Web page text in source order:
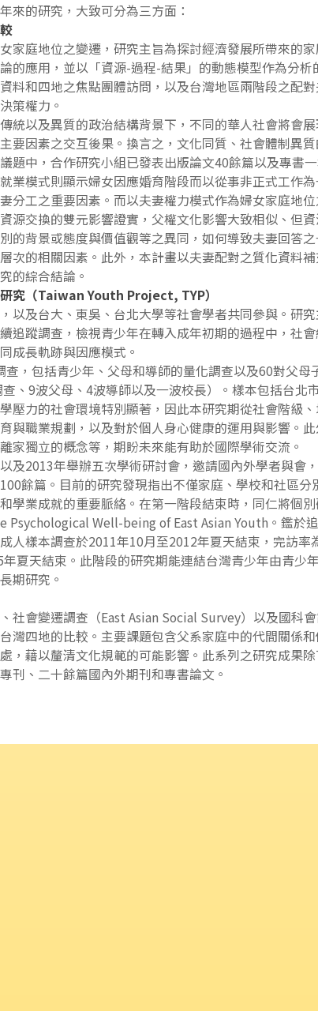
來的研究，大致可分為三方面：
家庭地位之變遷，研究主旨為探討經濟發展所帶來的
的應用，並以「資源-過程-結果」的動態模型作為分
料和四地之焦點團體訪問，以及台灣地區兩階段之配
策權力。
統以及異質的政治結構背景下，不同的華人社會將會
要因素之交互後果。換言之，文化同質、社會體制異
題中，合作研究小組已發表出版論文40餘篇以及專書
業模式則顯示婦女因應婚育階段而以從事非正式工作
分工之重要因素。而以夫妻權力模式作為婦女家庭地
源交換的雙元影響證實，父權文化影響大致相似、但
的背景或態度與價值觀等之異同，如何導致夫妻回答
次的相關因素。此外，本計畫以夫妻配對之質化資料
的綜合結論。
究（Taiwan Youth Project, TYP）
以及台大、東吳、台北大學等社會學者共同參與。研
追蹤調查，檢視青少年在轉入成年初期的過程中，社
成長軌跡與因應模式。
，包括青少年、父母和導師的量化調查以及60對父
、9波父母、4波導師以及一波校長）。樣本包括台北
壓力的社會環境特別顯著，因此本研究期從社會階級
與職業規劃，以及對於個人身心健康的運用與影響。
家獨立的概念等，期盼未來能有助於國際學術交流。
及2013年舉辦五次學術研討會，邀請國內外學者與會
餘篇。目前的研究發現指出不僅家庭、學校和社區
學業成就的重要脈絡。在第一階段結束時，同仁將個
Psychological Well-being of East Asian Youth。鑑於
人樣本調查於2011年10月至2012年夏天結束，完訪率
夏天結束。此階段的研究期能連結台灣青少年由青少
期研究。
社會變遷調查（East Asian Social Survey）以及國科
灣四地的比較。主要課題包含父系家庭中的代間關係
，藉以釐清文化規範的可能影響。此系列之研究成果
刊、二十餘篇國內外期刊和專書論文。